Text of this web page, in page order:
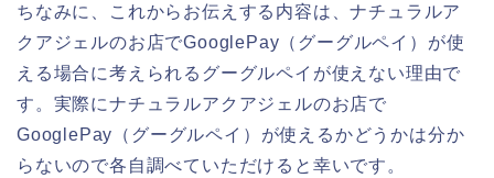
ちなみに、これからお伝えする内容は、ナチュラルア
クアジェルのお店でGooglePay（グーグルペイ）が使
える場合に考えられるグーグルペイが使えない理由で
す。実際にナチュラルアクアジェルのお店で
GooglePay（グーグルペイ）が使えるかどうかは分か
らないので各自調べていただけると幸いです。